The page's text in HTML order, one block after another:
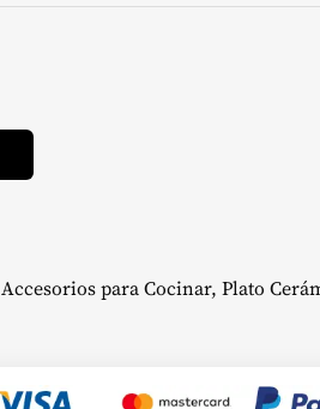
Accesorios para Cocinar, Plato